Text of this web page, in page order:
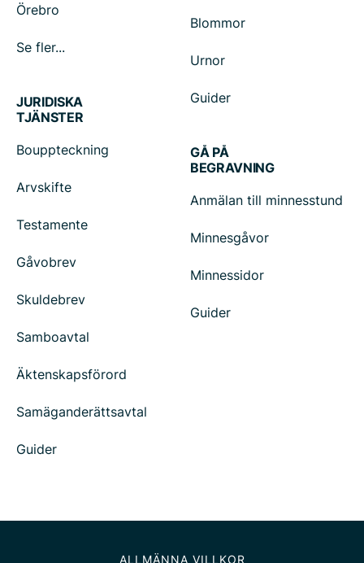
Örebro
Se fler...
Blommor
Urnor
Guider
JURIDISKA
TJÄNSTER
Bouppteckning
Arvskifte
Testamente
Gåvobrev
Skuldebrev
Samboavtal
Äktenskapsförord
Samäganderättsavtal
Guider
GÅ PÅ
BEGRAVNING
Anmälan till minnesstund
Minnesgåvor
Minnessidor
Guider
ALLMÄNNA VILLKOR